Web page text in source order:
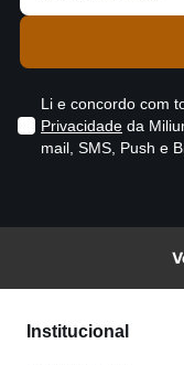
Li e concordo com
Privacidade da
mail, SMS, Push e
Institucional